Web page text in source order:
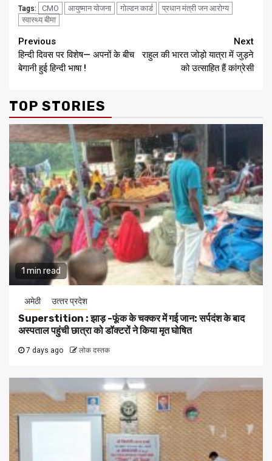
Tags: CMO आयुष्मान योजना गोल्डन कार्ड
प्रधान मंत्री जन आरोग्य
स्वास्थ्य बीमा
Continue
Reading
Previous
हिन्दी दिवस पर विशेष— अपनों के बीच
बेगानी हुई हिन्दी भाषा !
Next
राहुल की भारत जोड़ो यात्रा में जुड़ने
को उत्साहित हैं कांग्रेसी
TOP STORIES
1 min read
अमेठी उत्‍तर प्रदेश
Superstition : झाड़ -फूंक के चक्कर में गई जान: सर्पदंश के बाद
अस्पताल पहुंची छात्रा को डॉक्टरों ने किया मृत घोषित
7 days ago लोक दस्तक